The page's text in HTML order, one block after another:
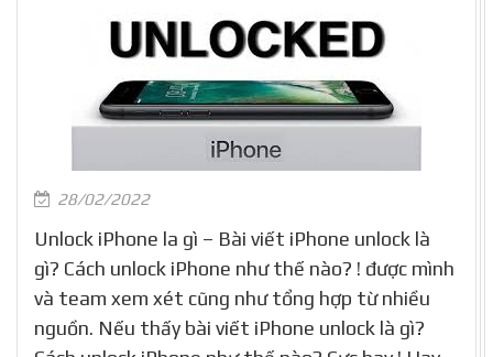
28/02/2022
Unlock iPhone la gì – Bài viết iPhone unlock là
gì? Cách unlock iPhone như thế nào? ! được mình
và team xem xét cũng như tổng hợp từ nhiều
nguồn. Nếu thấy bài viết iPhone unlock là gì?